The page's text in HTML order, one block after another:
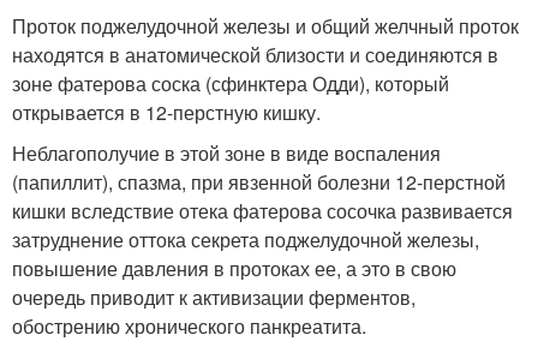
Проток поджелудочной железы и общий желчный проток
находятся в анатомической близости и соединяются в
зоне фатерова соска (сфинктера Одди), который
открывается в 12-перстную кишку.
Неблагополучие в этой зоне в виде воспаления
(папиллит), спазма, при явзенной болезни 12-перстной
кишки вследствие отека фатерова сосочка развивается
затруднение оттока секрета поджелудочной железы,
повышение давления в протоках ее, а это в свою
очередь приводит к активизации ферментов,
обострению хронического панкреатита.